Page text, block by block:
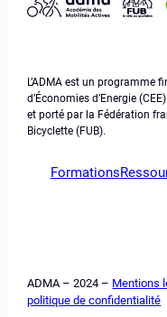
L’ADMA est un programme
d’Économies d’Energie
et porté par la Fédération
Bicyclette (FUB).
Formations
ADMA – 2024 – Mentions
politique de confidentialité